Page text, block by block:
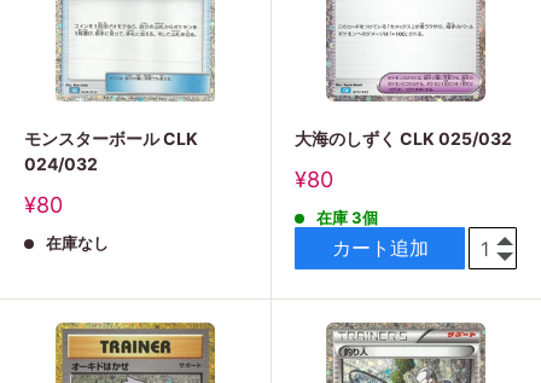
モンスターボール CLK
024/032
販
価
¥80
在庫なし
大海のしずく CLK 025/032
販
価
¥80
在庫 3個
カート追加